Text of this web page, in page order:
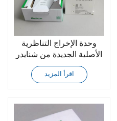
وحدة الإخراج التناظرية
الأصلية الجديدة من شنايدر
BMXAMO0410
اقرأ المزيد